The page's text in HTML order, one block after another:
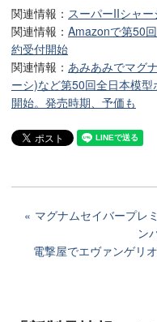
関連情報： スーパーIIシャ
関連情報： Amazonで第50
約受付開始
関連情報： あみあみでマグ
ーシ)など第50回全日本模
開始。発売時期、予価も
マグナムセイバープレ
ン
電撃屋でエヴァンゲリ